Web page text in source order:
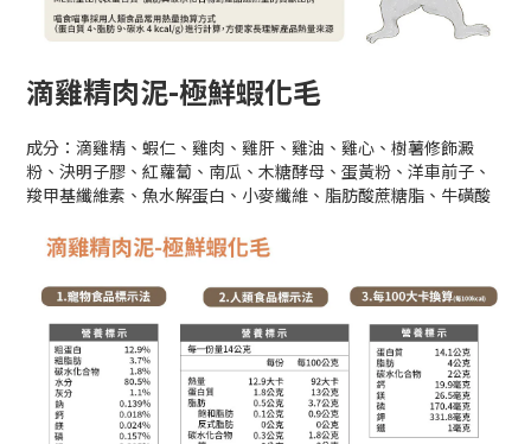
滴雞精肉泥-極鮮蝦化毛
成分：滴雞精、蝦仁、雞肉、雞肝、雞油、雞心、樹薯修飾澱
粉、決明子膠、紅蘿蔔、南瓜、木糖酵母、蛋黃粉、洋車前子、
羧甲基纖維素、魚水解蛋白、小麥纖維、脂肪酸蔗糖脂、牛磺酸